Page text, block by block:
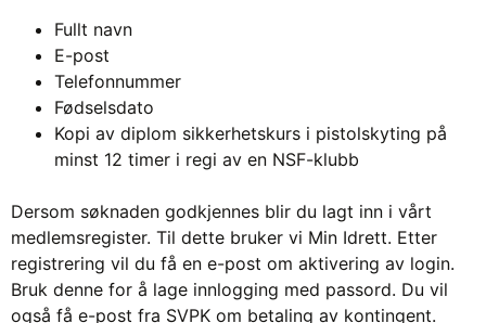
Fullt navn
E-post
Telefonnummer
Fødselsdato
Kopi av diplom sikkerhetskurs i pistolskyting på
minst 12 timer i regi av en NSF-klubb
Dersom søknaden godkjennes blir du lagt inn i vårt
medlemsregister. Til dette bruker vi Min Idrett. Etter
registrering vil du få en e-post om aktivering av login.
Bruk denne for å lage innlogging med passord. Du vil
også få e-post fra SVPK om betaling av kontingent.